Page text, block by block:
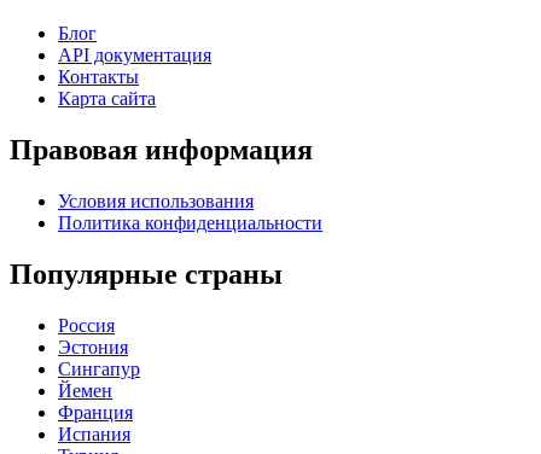
Блог
API документация
Контакты
Карта сайта
Правовая информация
Условия использования
Политика конфиденциальности
Популярные страны
Россия
Эстония
Сингапур
Йемен
Франция
Испания